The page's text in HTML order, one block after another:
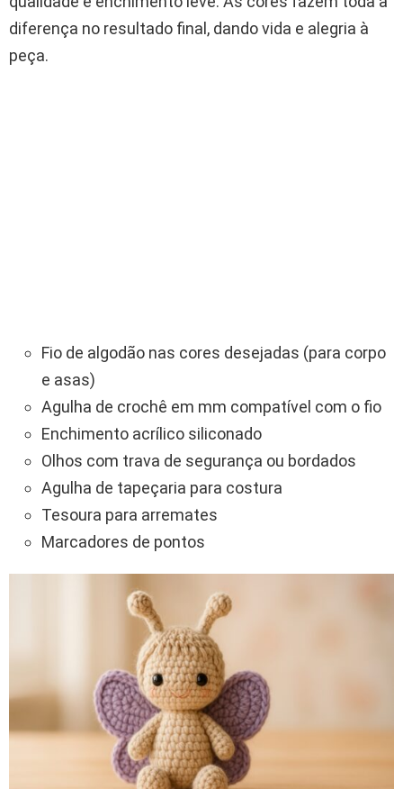
diferença no resultado final, dando vida e alegria à
peça.
Fio de algodão nas cores desejadas (para corpo
e asas)
Agulha de crochê em mm compatível com o fio
Enchimento acrílico siliconado
Olhos com trava de segurança ou bordados
Agulha de tapeçaria para costura
Tesoura para arremates
Marcadores de pontos